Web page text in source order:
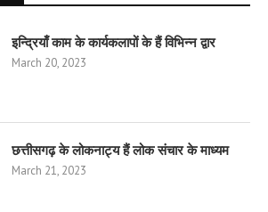
इन्द्रियाँ काम के कार्यकलापों के हैं विभिन्न द्वार
March 20, 2023
छत्तीसगढ़ के लोकनाट्य हैं लोक संचार के माध्यम
March 21, 2023